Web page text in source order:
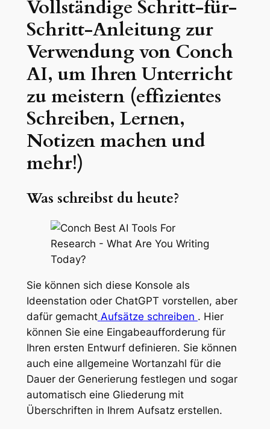
Vollständige Schritt-für-
Schritt-Anleitung zur
Verwendung von Conch
AI, um Ihren Unterricht
zu meistern (effizientes
Schreiben, Lernen,
Notizen machen und
mehr!)
Was schreibst du heute?
Sie können sich diese Konsole als
Ideenstation oder ChatGPT vorstellen, aber
dafür gemacht Aufsätze schreiben . Hier
können Sie eine Eingabeaufforderung für
Ihren ersten Entwurf definieren. Sie können
auch eine allgemeine Wortanzahl für die
Dauer der Generierung festlegen und sogar
automatisch eine Gliederung mit
Überschriften in Ihrem Aufsatz erstellen.